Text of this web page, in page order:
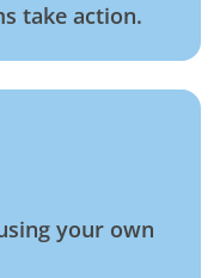
take action.
your own